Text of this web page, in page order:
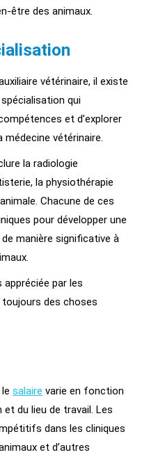
être des animaux.
vétérinaire, il existe
qui
et d’explorer
vétérinaire.
la radiologie
la physiothérapie
Chacune de ces
pour développer une
manière significative à
par les
toujours des choses
salaire varie en fonction
et du lieu de travail. Les
dans les cliniques
et d’autres